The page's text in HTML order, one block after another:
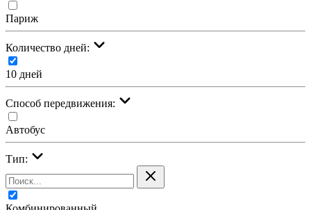
Париж
Количество дней:
10 дней
Cпособ передвижения:
Автобус
Тип: